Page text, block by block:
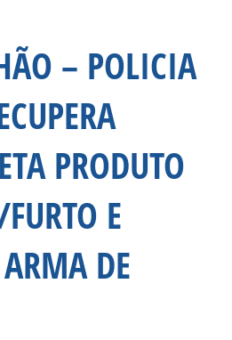
– POLICIA
PRODUTO
E
DE